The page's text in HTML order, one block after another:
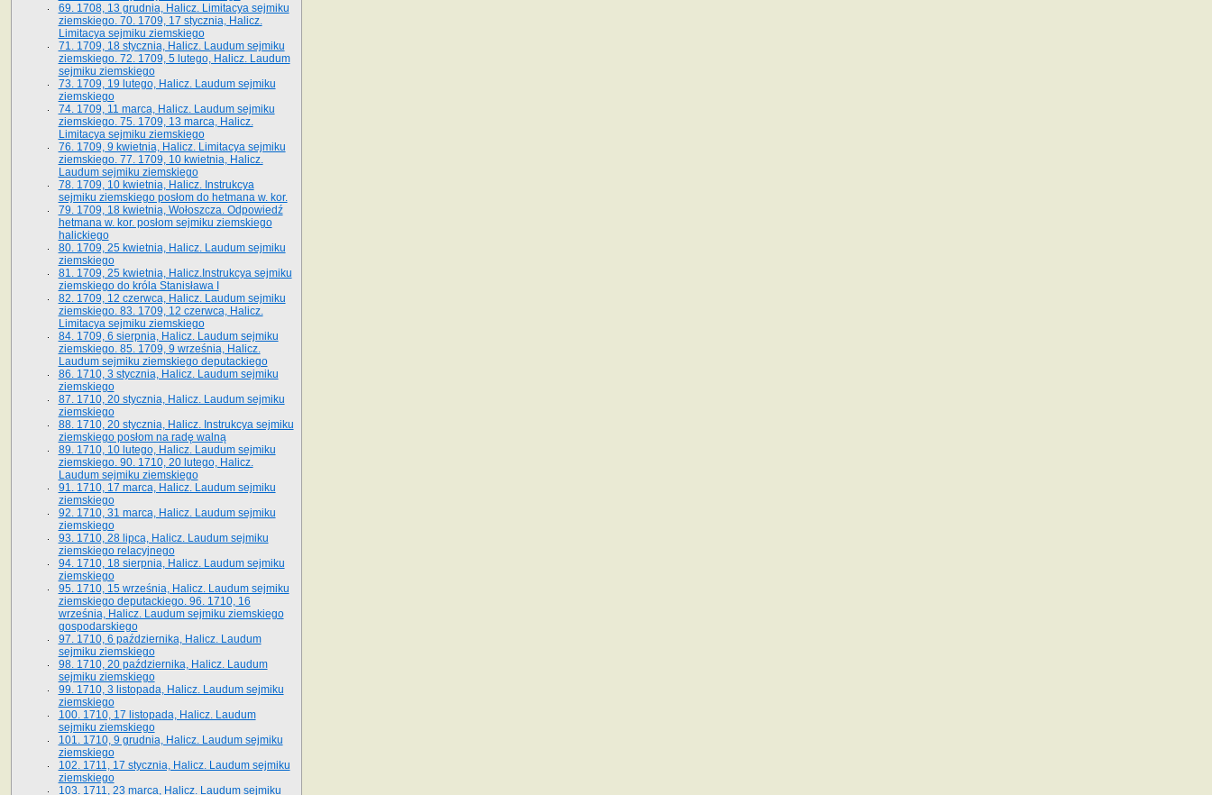
69. 1708, 13 grudnia, Halicz. Limitacya sejmiku
ziemskiego. 70. 1709, 17 stycznia, Halicz.
Limitacya sejmiku ziemskiego
71. 1709, 18 stycznia, Halicz. Laudum sejmiku
ziemskiego. 72. 1709, 5 lutego, Halicz. Laudum
sejmiku ziemskiego
73. 1709, 19 lutego, Halicz. Laudum sejmiku
ziemskiego
74. 1709, 11 marca, Halicz. Laudum sejmiku
ziemskiego. 75. 1709, 13 marca, Halicz.
Limitacya sejmiku ziemskiego
76. 1709, 9 kwietnia, Halicz. Limitacya sejmiku
ziemskiego. 77. 1709, 10 kwietnia, Halicz.
Laudum sejmiku ziemskiego
78. 1709, 10 kwietnia, Halicz. Instrukcya
sejmiku ziemskiego posłom do hetmana w. kor.
79. 1709, 18 kwietnia, Wołoszcza. Odpowiedź
hetmana w. kor. posłom sejmiku ziemskiego
halickiego
80. 1709, 25 kwietnia, Halicz. Laudum sejmiku
ziemskiego
81. 1709, 25 kwietnia, Halicz.Instrukcya sejmiku
ziemskiego do króla Stanisława I
82. 1709, 12 czerwca, Halicz. Laudum sejmiku
ziemskiego. 83. 1709, 12 czerwca, Halicz.
Limitacya sejmiku ziemskiego
84. 1709, 6 sierpnia, Halicz. Laudum sejmiku
ziemskiego. 85. 1709, 9 września, Halicz.
Laudum sejmiku ziemskiego deputackiego
86. 1710, 3 stycznia, Halicz. Laudum sejmiku
ziemskiego
87. 1710, 20 stycznia, Halicz. Laudum sejmiku
ziemskiego
88. 1710, 20 stycznia, Halicz. Instrukcya sejmiku
ziemskiego posłom na radę walną
89. 1710, 10 lutego, Halicz. Laudum sejmiku
ziemskiego. 90. 1710, 20 lutego, Halicz.
Laudum sejmiku ziemskiego
91. 1710, 17 marca, Halicz. Laudum sejmiku
ziemskiego
92. 1710, 31 marca, Halicz. Laudum sejmiku
ziemskiego
93. 1710, 28 lipca, Halicz. Laudum sejmiku
ziemskiego relacyjnego
94. 1710, 18 sierpnia, Halicz. Laudum sejmiku
ziemskiego
95. 1710, 15 września, Halicz. Laudum sejmiku
ziemskiego deputackiego. 96. 1710, 16
września, Halicz. Laudum sejmiku ziemskiego
gospodarskiego
97. 1710, 6 października, Halicz. Laudum
sejmiku ziemskiego
98. 1710, 20 października, Halicz. Laudum
sejmiku ziemskiego
99. 1710, 3 listopada, Halicz. Laudum sejmiku
ziemskiego
100. 1710, 17 listopada, Halicz. Laudum
sejmiku ziemskiego
101. 1710, 9 grudnia, Halicz. Laudum sejmiku
ziemskiego
102. 1711, 17 stycznia, Halicz. Laudum sejmiku
ziemskiego
103. 1711, 23 marca, Halicz. Laudum sejmiku